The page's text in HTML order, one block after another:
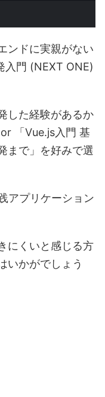
ンドに実親がない
入門 (NEXT ONE)
した経験があるか
「Vue.js入門 基
まで」を好みで選
アプリケーション
にくいと感じる方
いかがでしょう